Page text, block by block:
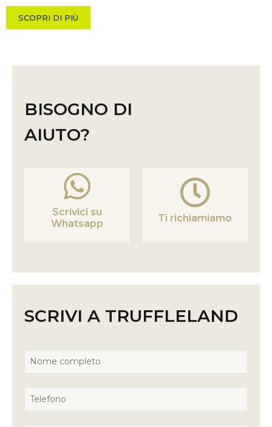
SCOPRI DI PIÙ
BISOGNO DI
AIUTO?
Scrivici su
Whatsapp
Ti richiamiamo
SCRIVI A TRUFFLELAND